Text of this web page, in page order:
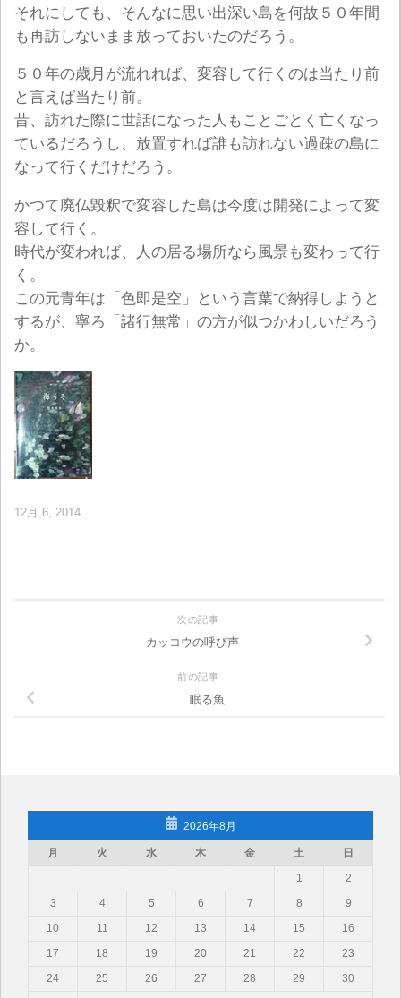
それにしても、そんなに思い出深い島を何故５０年間
も再訪しないまま放っておいたのだろう。
５０年の歳月が流れれば、変容して行くのは当たり前
と言えば当たり前。
昔、訪れた際に世話になった人もことごとく亡くなっ
ているだろうし、放置すれば誰も訪れない過疎の島に
なって行くだけだろう。
かつて廃仏毀釈で変容した島は今度は開発によって変
容して行く。
時代が変われば、人の居る場所なら風景も変わって行
く。
この元青年は「色即是空」という言葉で納得しようと
するが、寧ろ「諸行無常」の方が似つかわしいだろう
か。
12月 6, 2014
次の記事
カッコウの呼び声
前の記事
眠る魚
2026年8月
月 火 水 木 金 土
日
1
2
3
4 5 6 7 8
9
10
11 12 13 14 15
16
17
18 19 20 21 22
23
24
25 26 27 28 29
30